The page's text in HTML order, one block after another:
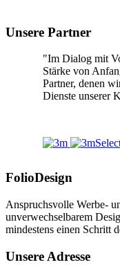
Unsere Partner
"Im Dialog mit
Stärke von
Partner, denen
Dienste unserer
FolioDesign
Anspruchsvolle Werbe-
unverwechselbarem
mindestens einen Schritt
Unsere Adresse